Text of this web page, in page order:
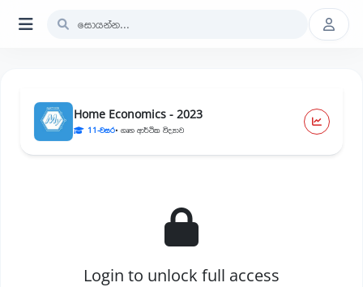
Home Economics - 2023
11-වසර• ගෘහ ආර්ථික විද්‍යාව
Login to unlock full access